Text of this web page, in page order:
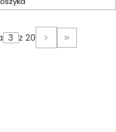
strony z produktami
z 20 Przejdź do